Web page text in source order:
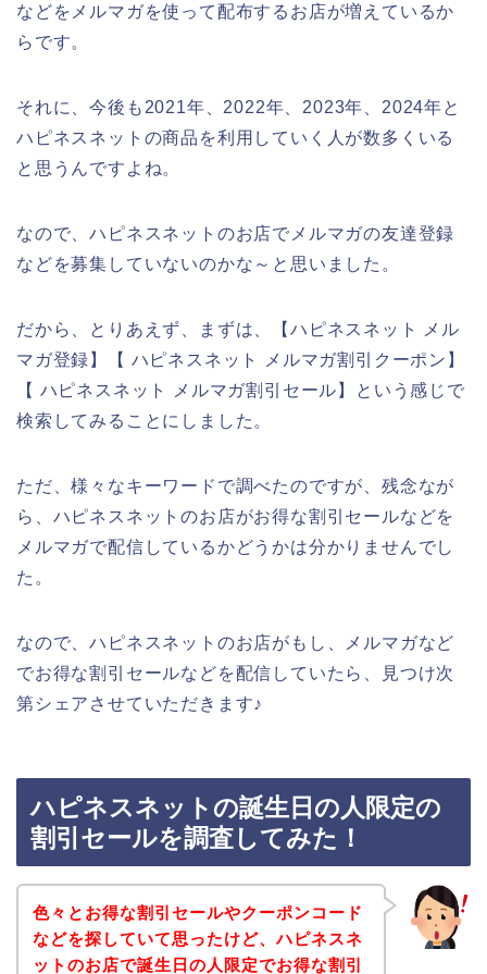
などをメルマガを使って配布するお店が増えているか
らです。
それに、今後も2021年、2022年、2023年、2024年と
ハピネスネットの商品を利用していく人が数多くいる
と思うんですよね。
なので、ハピネスネットのお店でメルマガの友達登録
などを募集していないのかな～と思いました。
だから、とりあえず、まずは、【ハピネスネット メル
マガ登録】【 ハピネスネット メルマガ割引クーポン】
【 ハピネスネット メルマガ割引セール】という感じで
検索してみることにしました。
ただ、様々なキーワードで調べたのですが、残念なが
ら、ハピネスネットのお店がお得な割引セールなどを
メルマガで配信しているかどうかは分かりませんでし
た。
なので、ハピネスネットのお店がもし、メルマガなど
でお得な割引セールなどを配信していたら、見つけ次
第シェアさせていただきます♪
ハピネスネットの誕生日の人限定の
割引セールを調査してみた！
色々とお得な割引セールやクーポンコード
などを探していて思ったけど、ハピネスネ
ットのお店で誕生日の人限定でお得な割引